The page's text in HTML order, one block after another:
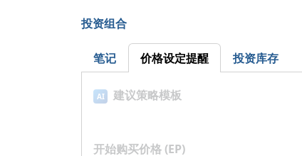
投资组合
笔记 价格设定提醒 投资库存
AI 建议策略模板
开始购买价格 (EP)